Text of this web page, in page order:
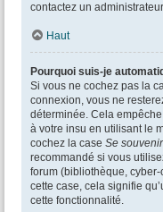
contactez un
Haut
Pourquoi suis-je
Si vous ne cochez pas la
connexion, vous ne
déterminée. Cela
à votre insu en utilisant le
cochez la case Se
recommandé si vous
forum (bibliothèque,
cette case, cela signifie
cette fonctionnalité.